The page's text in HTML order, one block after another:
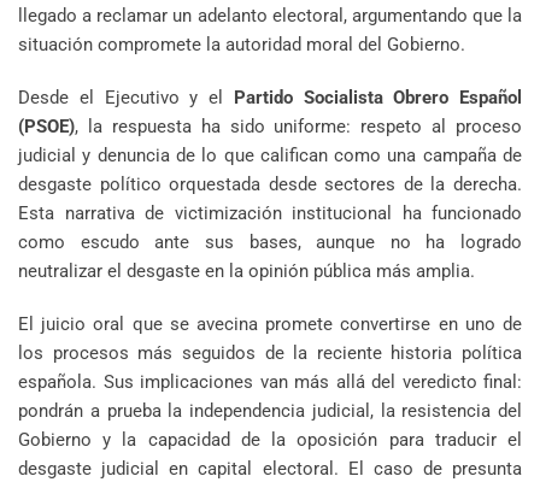
llegado a reclamar un adelanto electoral, argumentando que la
situación compromete la autoridad moral del Gobierno.
Desde el Ejecutivo y el
Partido Socialista Obrero Español
(PSOE), la respuesta ha sido uniforme: respeto al proceso
judicial y denuncia de lo que califican como una campaña de
desgaste político orquestada desde sectores de la derecha.
Esta narrativa de victimización institucional ha funcionado
como escudo ante sus bases, aunque no ha logrado
neutralizar el desgaste en la opinión pública más amplia.
El juicio oral que se avecina promete convertirse en uno de
los procesos más seguidos de la reciente historia política
española. Sus implicaciones van más allá del veredicto final:
pondrán a prueba la independencia judicial, la resistencia del
Gobierno y la capacidad de la oposición para traducir el
desgaste judicial en capital electoral. El caso de presunta